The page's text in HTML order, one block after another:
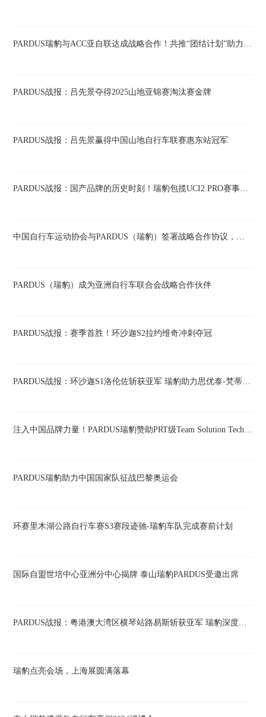
PARDUS战报：吕先景夺得2025山地亚锦赛淘汰赛金牌
PARDUS战报：吕先景赢得中国山地自行车联赛惠东站冠军
PARDUS（瑞豹）成为亚洲自行车联合会战略合作伙伴
PARDUS战报：赛季首胜！环沙迦S2拉约维奇冲刺夺冠
PARDUS瑞豹助力中国国家队征战巴黎奥运会
环赛里木湖公路自行车赛S3赛段迹驰-瑞豹车队完成赛前计划
国际自盟世培中心亚洲分中心揭牌 泰山瑞豹PARDUS受邀出席
瑞豹点亮会场，上海展圆满落幕